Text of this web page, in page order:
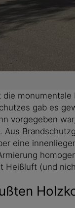
gab es
vorgegeben
eine
Heißluft (und